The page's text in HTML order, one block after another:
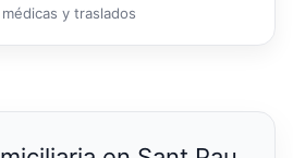
y traslados